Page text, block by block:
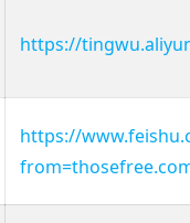
https://
https://